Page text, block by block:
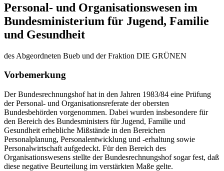
Personal- und Organisationswesen im
Bundesministerium für Jugend, Familie
und Gesundheit
des Abgeordneten Bueb und der Fraktion DIE GRÜNEN
Vorbemerkung
Der Bundesrechnungshof hat in den Jahren 1983/84 eine Prüfung
der Personal- und Organisationsreferate der obersten
Bundesbehörden vorgenommen. Dabei wurden insbesondere für
den Bereich des Bundesministers für Jugend, Familie und
Gesundheit erhebliche Mißstände in den Bereichen
Personalplanung, Personalentwicklung und -erhaltung sowie
Personalwirtschaft aufgedeckt. Für den Bereich des
Organisationswesens stellte der Bundesrechnungshof sogar fest, daß
diese negative Beurteilung im verstärkten Maße gelte.